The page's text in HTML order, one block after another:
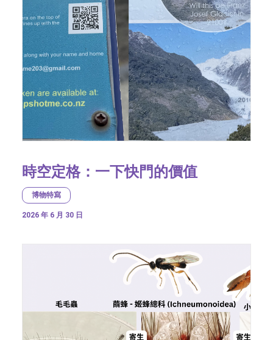
時空定格：一下快門的價值
博物特寫
2026 年 6 月 30 日